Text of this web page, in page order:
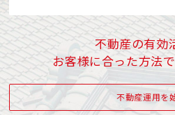
不動産の有効
お客様に合った方法
不動産運用を